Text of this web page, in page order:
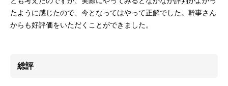
たように感じたので、今となってはやって正解でした。幹事さん
からも好評価をいただくことができました。
総評